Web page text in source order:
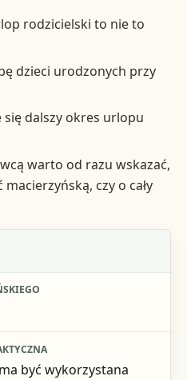
rodzicielski to nie to
dzieci urodzonych przy
dalszy okres urlopu
warto od razu wskazać,
czy o cały
jednym porodzie
być wykorzystana